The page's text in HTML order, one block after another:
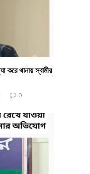
করে থানায় স্বামীর
0